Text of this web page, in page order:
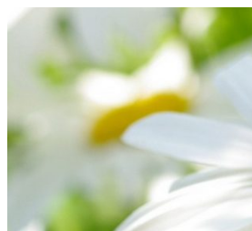
Перейти
содержимому